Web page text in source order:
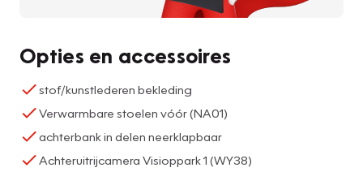
Opties en accessoires
stof/kunstlederen bekleding
Verwarmbare stoelen vóór (NA01)
achterbank in delen neerklapbaar
Achteruitrijcamera Visioppark 1 (WY38)